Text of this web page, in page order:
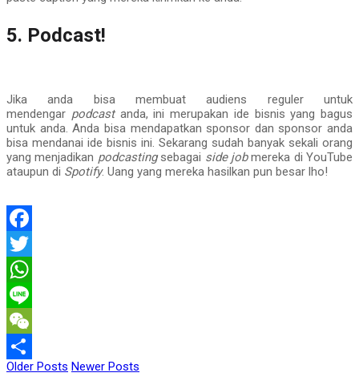
5. Podcast!
Jika anda bisa membuat audiens reguler untuk
mendengar podcastanda, ini merupakan ide bisnis yang bagus
untuk anda. Anda bisa mendapatkan sponsor dan sponsor anda
bisa mendanai ide bisnis ini. Sekarang sudah banyak sekali orang
yang menjadikan podcastingsebagai side jobmereka di YouTube
ataupun di Spotify. Uang yang mereka hasilkan pun besar lho!
Facebook
Twitter
WhatsApp
Line
WeChat
Share
Older Posts Newer Posts